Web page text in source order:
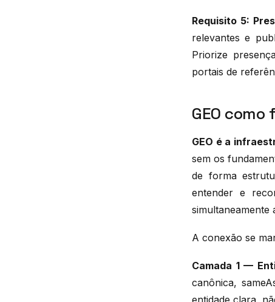
Requisito 5:
relevantes e
Priorize
portais de
GEO
GEO é a
sem os
de forma
entender e
simultaneamente
A conexão se
Camada 1 —
canônica,